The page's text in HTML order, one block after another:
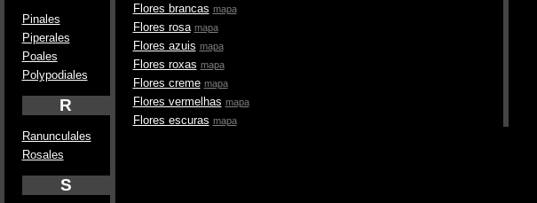
Pinales
Piperales
Poales
Polypodiales
R
Ranunculales
Rosales
S
Flores brancas mapa
Flores rosa mapa
Flores azuis mapa
Flores roxas mapa
Flores creme mapa
Flores vermelhas mapa
Flores escuras mapa